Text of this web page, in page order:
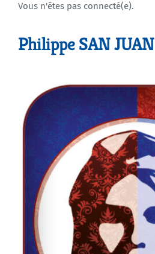
Agenda
Vous n'êtes pas connecté(e).
Philippe SAN JUAN